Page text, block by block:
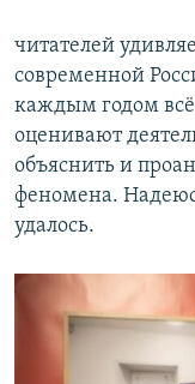
читателей
современной
каждым годом
оценивают
объяснить и
феномена.
удалось.